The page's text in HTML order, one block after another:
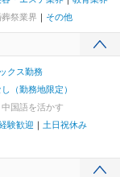
祭業界 その他
クス勤務
（勤務地限定）
中国語を活かす
験歓迎
土日祝休み